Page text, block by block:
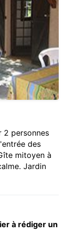
2 personnes
des
mitoyen à
Jardin
à rédiger un